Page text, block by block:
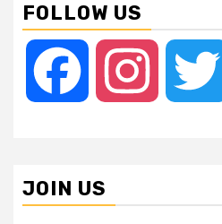
FOLLOW US
Facebook Instagram
JOIN US